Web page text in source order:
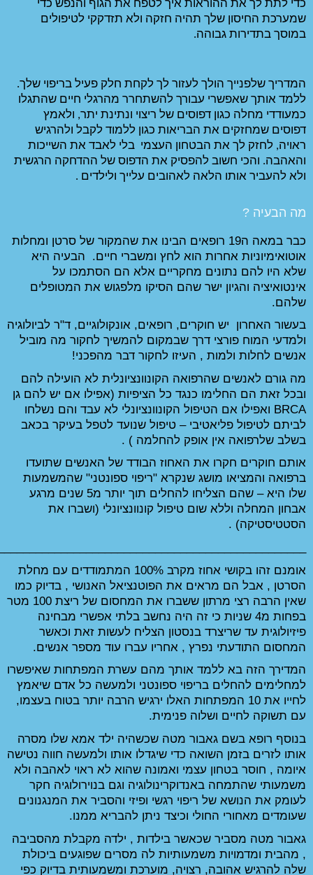
כדי לתת לך את ההוראות איך לטפח את הגוף והנפש כדי
שמערכת החיסון שלך תהיה חזקה ולא תזדקקי לטיפולים
המדריך שלפנייך הולך לעזור לך לקחת חלק פעיל בריפוי שלך.
ללמד אותך שאפשרי עבורך להשתחרר מהרגלי חיים שהתגלו
כמעודדי מחלה כגון דפוסים של ריצוי ונתינת יתר, ולאמץ
דפוסים שמחזקים את הבריאות כגון ללמוד לקבל ולהרגיש
ראויה, לחזק לך את הבטחון העצמי  בלי לאבד את השייכות
את הדפוס
של ההדחקה הרגשית
עלייך ולילדים .
כבר במאה ה19 רופאים הבינו את שהמקור של סרטן ומחלות
אוטואימיוניות אחרות הוא לחץ ומשברי חיים.  הבעיה היא
שלא היו להם נתונים מחקריים אלא הם הסתמכו על
אינטואיציה והגיון ישר שהם הסיקו מלפגוש את המטופלים
בעשור האחרון  יש חוקרים, רופאים, אונקולוגיים, ד"ר לביולוגיה
ולמדעי המוח פורצי דרך שבמקום להמשיך לחקור מה מוביל
לחקור דבר מהפכני!
מה גורם לאנשים שהרפואה הקונוונציונלית לא הועילה להם
ובכל זאת הם החלימו כנגד כל הציפיות (אפילו אם יש להם גן
BRCA ואפילו אם הטיפול הקונוונציונלי לא עבד והם נשלחו
לביתם לטיפול פליאטיבי – טיפול שנועד לטפל בעיקר בכאב
) .
אותם חוקרים חקרו את האחוז הבודד של האנשים שתועדו
ברפואה והמציאו מושג שנקרא "ריפוי ספונטני" שהמשמעות
שלו היא – שהם הצליחו להחלים תוך יותר מ5 שנים מרגע
אבחון המחלה וללא שום טיפול קונוונציונלי (ושברו את
אומנם זהו בקושי אחוז מקרב 100% המתמודדים עם מחלת
הסרטן , אבל הם מראים את הפוטנציאל האנושי , בדיוק כמו
שאין הרבה רצי מרתון ששברו את המחסום של ריצת 100 מטר
בפחות מ4 שניות כי זה היה נחשב בלתי אפשרי מבחינה
פיזיולוגית עד שריצרד בנסטון הצליח לעשות זאת וכאשר
עברו עוד מספר אנשים.
המדירך הזה בא ללמד אותך מהם עשרת המפתחות שאיפשרו
למחלימים להחלים בריפוי ספונטני ולמעשה כל אדם שיאמץ
לחייו את 10 המפתחות האלו ירגיש הרבה יותר בטוח בעצמו,
בנוסף רופא בשם גאבור מטה שכשהיה ילד אמא שלו מסרה
אותו לזרים בזמן השואה כדי שיגדלו אותו ולמעשה חווה נטישה
איומה , חוסר בטחון עצמי ואמונה שהוא לא ראוי לאהבה ולא
משמעותי שהתמחה באנדוקרינולוגיה וגם בנוירולוגיה חקר
לעומק את הנושא של ריפוי רגשי ופיזי והסביר את המנגנונים
ניתן להבריא ממנו.
גאבור מטה מסביר שכאשר בילדות , ילדה מקבלת מהסביבה
, מהבית ומדמויות משמעותיות לה מסרים שפוגעים ביכולת
שלה להרגיש אהובה, רצויה, מוערכת ומשמעותית בדיוק כפי